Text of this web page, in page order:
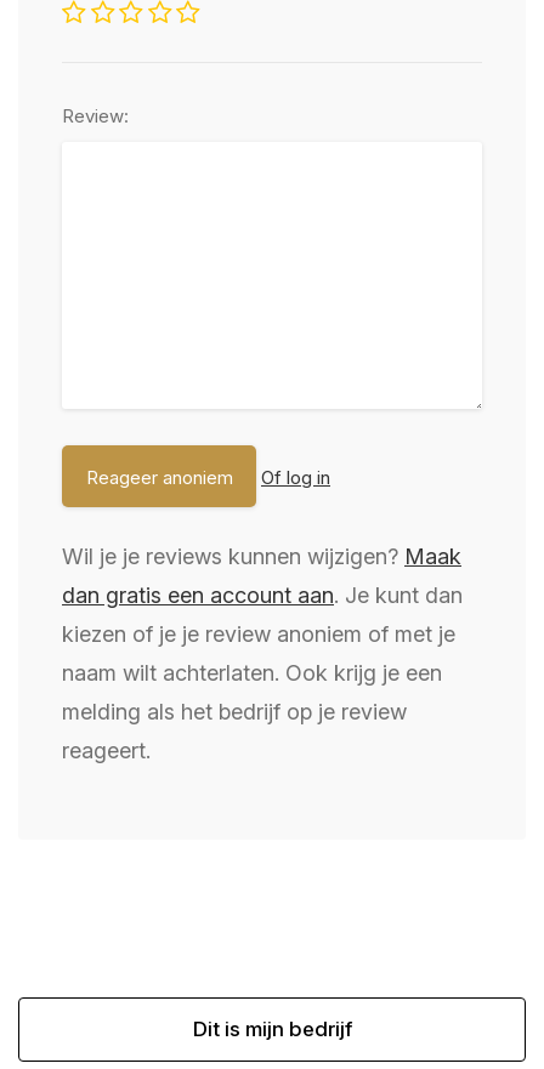
Review:
Of log in
Wil je je reviews kunnen wijzigen? Maak
dan gratis een account aan. Je kunt dan
kiezen of je je review anoniem of met je
naam wilt achterlaten. Ook krijg je een
melding als het bedrijf op je review
reageert.
Dit is mijn bedrijf